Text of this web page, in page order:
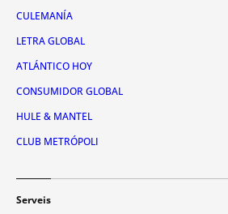
CULEMANÍA
LETRA GLOBAL
ATLÁNTICO HOY
CONSUMIDOR GLOBAL
HULE & MANTEL
CLUB METRÓPOLI
Serveis